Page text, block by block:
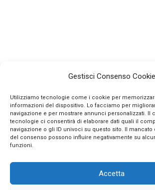
Gestisci Consenso Cookie
Utilizziamo tecnologie come i cookie per
informazioni del dispositivo. Lo facciamo per
navigazione e per mostrare annunci personalizzati. Il
tecnologie ci consentirà di elaborare dati quali il
navigazione o gli ID univoci su questo sito. Il mancato
del consenso possono influire negativamente su
funzioni.
Accetta
INFO
SEGUICI SUI SOCIAL